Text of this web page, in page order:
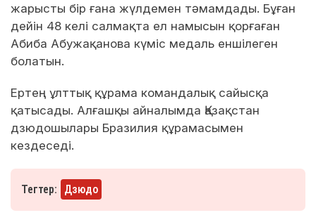
жарысты бір ғана жүлдемен тәмамдады. Бұған
дейін 48 келі салмақта ел намысын қорғаған
Абиба Абужақанова күміс медаль еншілеген
болатын.
Ертең ұлттық құрама командалық сайысқа
қатысады. Алғашқы айналымда Қазақстан
дзюдошылары Бразилия құрамасымен
кездеседі.
Тегтер: Дзюдо